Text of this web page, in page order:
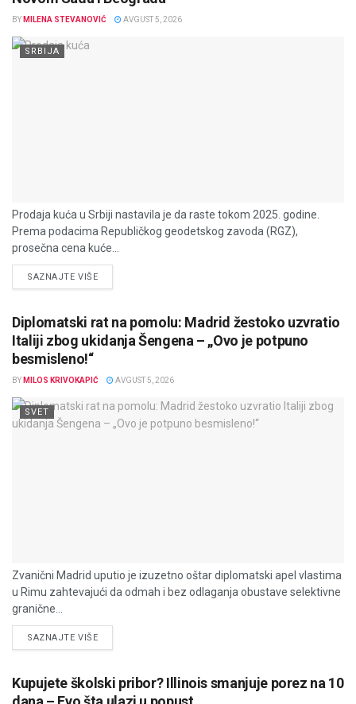
BY MILENA STEVANOVIĆ AVGUST 5, 2026
SRBIJA
Prodaja kuća u Srbiji nastavila je da raste tokom 2025. godine.
Prema podacima Republičkog geodetskog zavoda (RGZ),
prosečna cena kuće...
SAZNAJTE VIŠEDETAILS
Diplomatski rat na pomolu: Madrid žestoko uzvratio
Italiji zbog ukidanja Šengena – „Ovo je potpuno
besmisleno!“
BY MILOS KRIVOKAPIĆ AVGUST 5, 2026
SVET
Zvanični Madrid uputio je izuzetno oštar diplomatski apel vlastima
u Rimu zahtevajući da odmah i bez odlaganja obustave selektivne
granične...
SAZNAJTE VIŠEDETAILS
Kupujete školski pribor? Illinois smanjuje porez na 10